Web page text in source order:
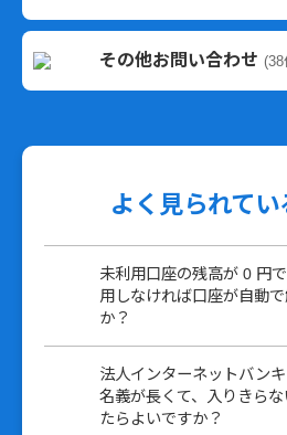
その他お問い合わせ (38
よく見られてい
未利用口座の残高が 0 円
用しなければ口座が自動
か？
法人インターネットバン
名義が長くて、入りきら
たらよいですか？